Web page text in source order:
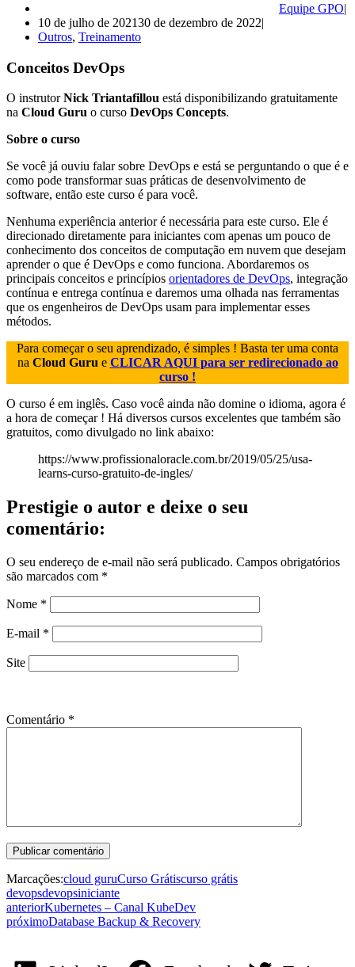
Equipe GPO
10 de julho de 202130 de dezembro de 2022
Outros, Treinamento
Conceitos DevOps
O instrutorNick Triantafillou está disponibilizando gratuitamente
na Cloud Guru o curso DevOps Concepts.
Sobre o curso
Se você já ouviu falar sobre DevOps e está se perguntando o que é e
como pode transformar suas práticas de desenvolvimento de
software, então este curso é para você.
Nenhuma experiência anterior é necessária para este curso. Ele é
direcionado diretamente para iniciantes com apenas um pouco de
conhecimento dos conceitos de computação em nuvem que desejam
aprender o que é DevOps e como funciona. Abordaremos os
principais conceitos e princípios orientadores de DevOps, integração
contínua e entrega contínua e daremos uma olhada nas ferramentas
que os engenheiros de DevOps usam para implementar esses
métodos.
Para começar o seu aprendizado, é simples ! Basta ter uma conta
na Cloud Guru e CLICAR AQUI para ser redirecionado ao
curso !
O curso é em inglês. Caso você ainda não domine o idioma, agora é
a hora de começar ! Há diversos cursos excelentes que também são
gratuitos, como divulgado no link abaixo:
https://www.profissionaloracle.com.br/2019/05/25/usa-
learns-curso-gratuito-de-ingles/
Prestigie o autor e deixe o seu
comentário:
O seu endereço de e-mail não será publicado. Campos obrigatórios
são marcados com *
Nome *
E-mail *
Site
Comentário *
Marcações:cloud guruCurso Grátiscurso grátis
devopsdevopsiniciante
anteriorKubernetes – Canal KubeDev
próximoDatabase Backup & Recovery